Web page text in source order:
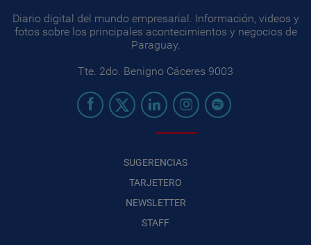
Diario digital del mundo empresarial. Información, videos y
fotos sobre los principales acontecimientos y negocios de
Paraguay.
Tte. 2do. Benigno Cáceres 9003
SUGERENCIAS
TARJETERO
NEWSLETTER
STAFF